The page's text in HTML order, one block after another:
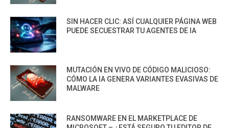
SIN HACER CLIC: ASÍ CUALQUIER PÁGINA WEB
PUEDE SECUESTRAR TU AGENTES DE IA
MUTACIÓN EN VIVO DE CÓDIGO MALICIOSO:
CÓMO LA IA GENERA VARIANTES EVASIVAS DE
MALWARE
RANSOMWARE EN EL MARKETPLACE DE